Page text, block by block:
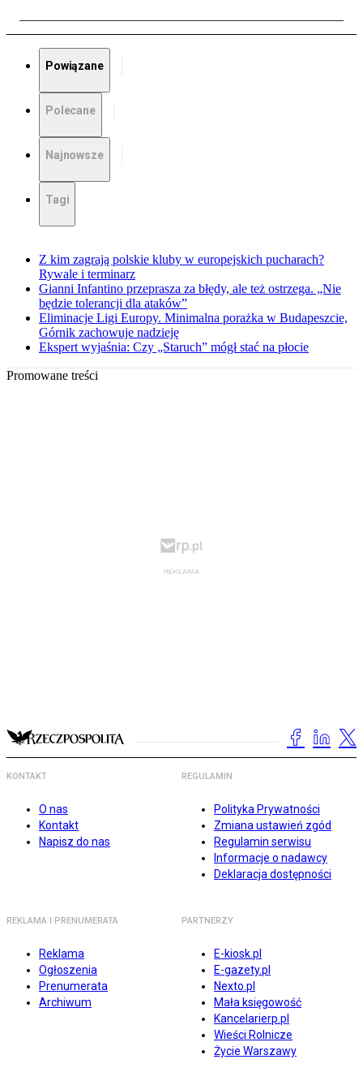
Powiązane
Polecane
Najnowsze
Tagi
Z kim zagrają polskie kluby w europejskich pucharach?
Rywale i terminarz
Gianni Infantino przeprasza za błędy, ale też ostrzega. „Nie
będzie tolerancji dla ataków”
Eliminacje Ligi Europy. Minimalna porażka w Budapeszcie,
Górnik zachowuje nadzieję
Ekspert wyjaśnia: Czy „Staruch” mógł stać na płocie
Promowane treści
KONTAKT
O nas
Kontakt
Napisz do nas
REGULAMIN
Polityka Prywatności
Zmiana ustawień zgód
Regulamin serwisu
Informacje o nadawcy
Deklaracja dostępności
REKLAMA I PRENUMERATA
Reklama
Ogłoszenia
Prenumerata
Archiwum
PARTNERZY
E-kiosk.pl
E-gazety.pl
Nexto.pl
Mała księgowość
Kancelarierp.pl
Wieści Rolnicze
Życie Warszawy